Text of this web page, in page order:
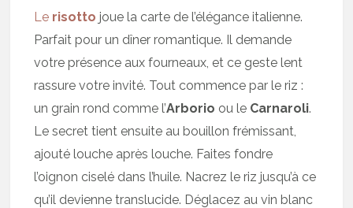
Le risotto joue la carte de l’élégance italienne.
Parfait pour un dîner romantique. Il demande
votre présence aux fourneaux, et ce geste lent
rassure votre invité. Tout commence par le riz :
un grain rond comme l’Arborio ou le Carnaroli.
Le secret tient ensuite au bouillon frémissant,
ajouté louche après louche. Faites fondre
l’oignon ciselé dans l’huile. Nacrez le riz jusqu’à ce
qu’il devienne translucide. Déglacez au vin blanc